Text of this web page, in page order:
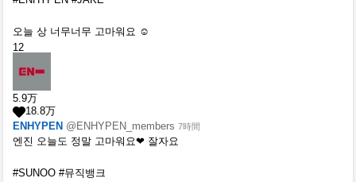
오늘 상 너무너무 고마워요 ☺️
12
5.9万
18.8万
ENHYPEN @ENHYPEN_members 7時間
엔진 오늘도 정말 고마워요❤ 잘자요
#SUNOO #뮤직뱅크